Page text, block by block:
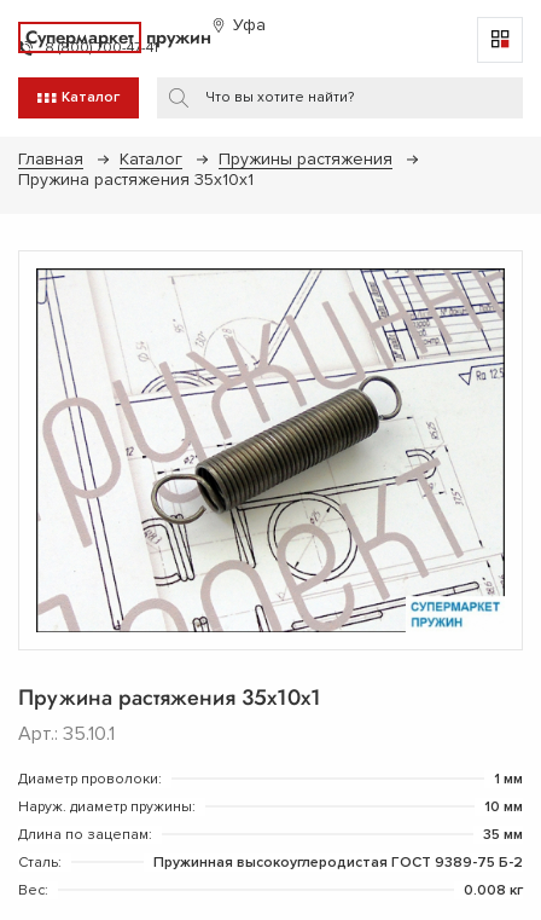
Супермаркет пружин Уфа
8 (800) 700-47-41
Каталог
Главная Каталог
Пружины растяжения
Пружина растяжения 35х10х1
Пружина растяжения 35х10х1
Арт.: 35.10.1
Диаметр проволоки:
1 мм
Наруж. диаметр пружины:
10 мм
Длина по зацепам:
35 мм
Сталь:
Пружинная высокоуглеродистая ГОСТ 9389-75 Б-2
Вес:
0.008 кг